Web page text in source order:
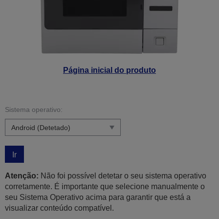
Página inicial do produto
Sistema operativo:
Ir
Atenção: Não foi possível detetar o seu sistema operativo
corretamente. É importante que selecione manualmente o
seu Sistema Operativo acima para garantir que está a
visualizar conteúdo compatível.